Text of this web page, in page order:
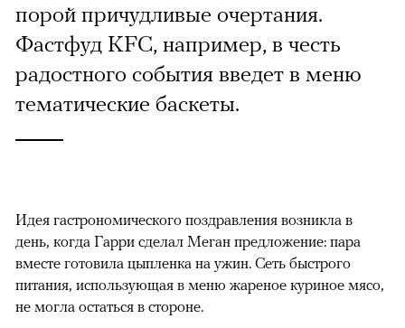
порой причудливые очертания.
Фастфуд KFC, например, в честь
радостного события введет в меню
тематические баскеты.
Идея гастрономического поздравления возникла в
день, когда Гарри сделал Меган предложение: пара
вместе готовила цыпленка на ужин. Сеть быстрого
питания, использующая в меню жареное куриное мясо,
не могла остаться в стороне.